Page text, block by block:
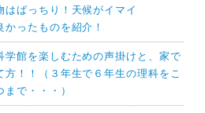
ばっちり！天候がイマイ
ったものを紹介！
館を楽しむための声掛けと、家で
！！（３年生で６年生の理科をこ
で・・・）